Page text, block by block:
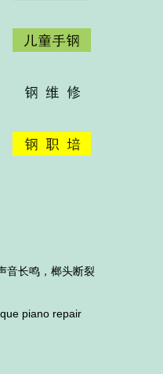
音长鸣，榔头断裂
piano repair